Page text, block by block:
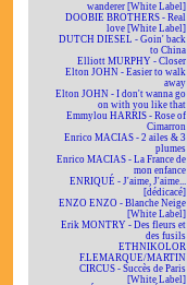
wanderer [White Label]
DOOBIE BROTHERS - Real
love [White Label]
DUTCH DIESEL - Goin' back
to China
Elliott MURPHY - Closer
Elton JOHN - Easier to walk
away
Elton JOHN - I don't wanna go
on with you like that
Emmylou HARRIS - Rose of
Cimarron
Enrico MACIAS - 2 ailes & 3
plumes
Enrico MACIAS - La France de
mon enfance
ENRIQUÉ - J'aime, J'aime...
[dédicacé]
ENZO ENZO - Blanche Neige
[White Label]
Erik MONTRY - Des fleurs et
des fusils
ETHNIKOLOR
F.LEMARQUE/MARTIN
CIRCUS - Succès de Paris
[White Label]